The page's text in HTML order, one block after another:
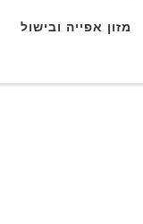
מזון אפייה ובישול